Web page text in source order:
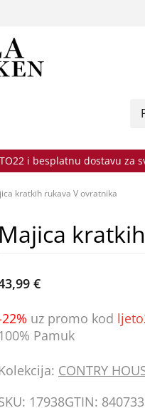
i besplatnu dostavu za
kratkih rukava V ovratnika
Majica
€
uz promo kod
100% Pamuk
CONTRY
17938GTIN: 840733